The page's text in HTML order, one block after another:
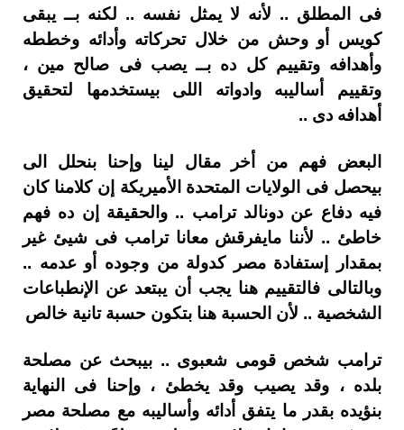
فى المطلق .. لأنه لا يمثل نفسه .. لكنه بــ يبقى
كويس أو وحش من خلال تحركاته وأدائه وخططه
وأهدافه وتقييم كل ده بــ يصب فى صالح مين ،
وتقييم أساليبه وادواته اللى بيستخدمها لتحقيق
أهدافه دى ..
البعض فهم من أخر مقال لينا وإحنا بنحلل الى
بيحصل فى الولايات المتحدة الأميريكة إن كلامنا كان
فيه دفاع عن دونالد ترامب .. والحقيقة إن ده فهم
خاطئ .. لأننا مايفرقش معانا ترامب فى شيئ غير
بمقدار إستفادة مصر كدولة من وجوده أو عدمه ..
وبالتالى فالتقييم هنا يجب أن يبتعد عن الإنطباعات
الشخصية .. لأن الحسبة هنا بتكون حسبة تانية خالص
ترامب شخص قومى شعبوى .. بيبحث عن مصلحة
بلده ، وقد يصيب وقد يخطئ ، وإحنا فى النهاية
بنؤيده بقدر ما يتفق أدائه وأساليبه مع مصلحة مصر